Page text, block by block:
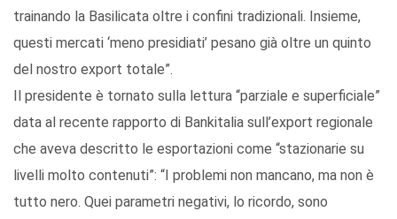
trainando la Basilicata oltre i confini tradizionali. Insieme,
questi mercati ‘meno presidiati’ pesano già oltre un quinto
del nostro export totale”.
Il presidente è tornato sulla lettura “parziale e superficiale”
data al recente rapporto di Bankitalia sull’export regionale
che aveva descritto le esportazioni come “stazionarie su
livelli molto contenuti”: “I problemi non mancano, ma non è
tutto nero. Quei parametri negativi, lo ricordo, sono